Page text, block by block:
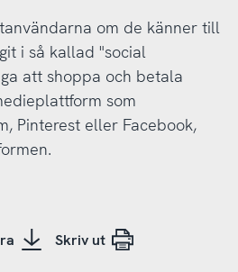
om de känner till
i så kallad "social
att shoppa och betala
som
Pinterest eller Facebook,
Skriv ut